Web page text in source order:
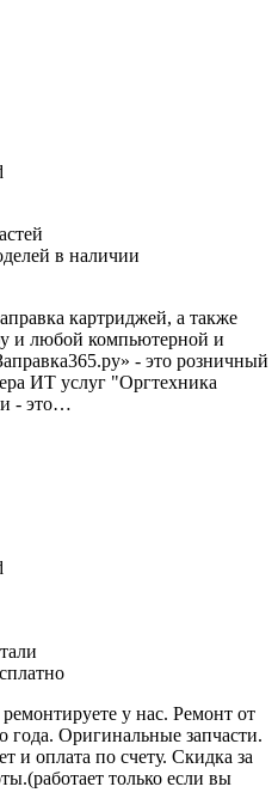
в наличии
картриджей, а также
и любой компьютерной и
- это розничный
ИТ услуг "Оргтехника
- это…
у нас. Ремонт от
года. Оригинальные запчасти.
и оплата по счету. Скидка за
только если вы